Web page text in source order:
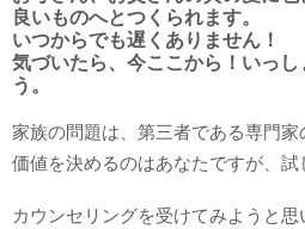
良いものへとつくられます。
いつからでも遅くありません！
気づいたら、今ここから！いっ
う。
家族の問題は、第三者である専門家
価値を決めるのはあなたですが、試
カウンセリングを受けてみようと